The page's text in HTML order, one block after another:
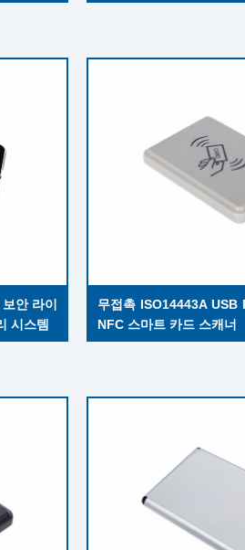
안 라이
시스템
무접촉 ISO14443A USB
NFC 스마트 카드 스캐너